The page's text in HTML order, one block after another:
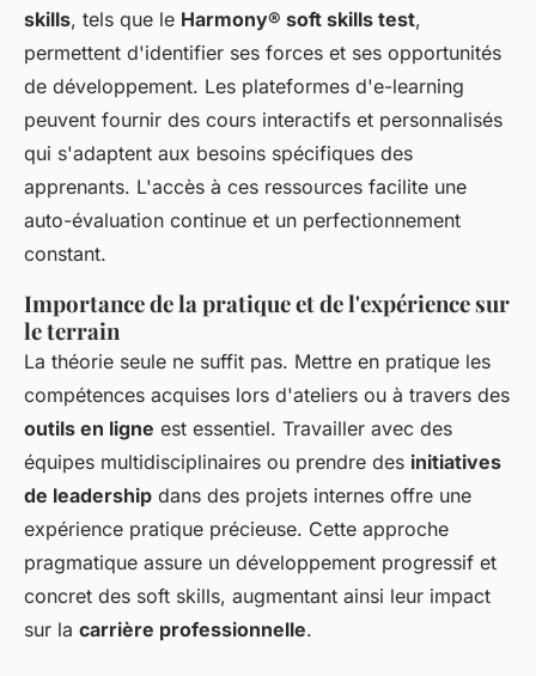
skills, tels que le Harmony® soft skills test,
permettent d'identifier ses forces et ses opportunités
de développement. Les plateformes d'e-learning
peuvent fournir des cours interactifs et personnalisés
qui s'adaptent aux besoins spécifiques des
apprenants. L'accès à ces ressources facilite une
auto-évaluation continue et un perfectionnement
constant.
Importance de la pratique et de l'expérience sur
le terrain
La théorie seule ne suffit pas. Mettre en pratique les
compétences acquises lors d'ateliers ou à travers des
outils en ligne est essentiel. Travailler avec des
équipes multidisciplinaires ou prendre des initiatives
de leadership dans des projets internes offre une
expérience pratique précieuse. Cette approche
pragmatique assure un développement progressif et
concret des soft skills, augmentant ainsi leur impact
sur la carrière professionnelle.